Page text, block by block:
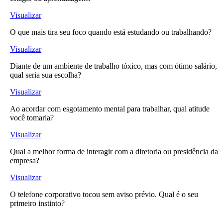
Visualizar
O que mais tira seu foco quando está estudando ou trabalhando?
Visualizar
Diante de um ambiente de trabalho tóxico, mas com ótimo salário,
qual seria sua escolha?
Visualizar
Ao acordar com esgotamento mental para trabalhar, qual atitude
você tomaria?
Visualizar
Qual a melhor forma de interagir com a diretoria ou presidência da
empresa?
Visualizar
O telefone corporativo tocou sem aviso prévio. Qual é o seu
primeiro instinto?